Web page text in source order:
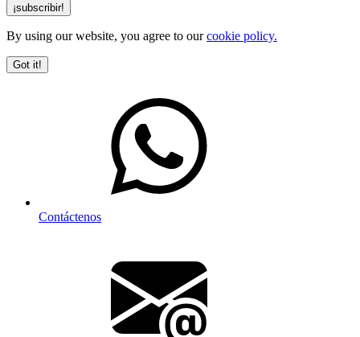
By using our website, you agree to ourcookie policy.
Got it!
Contáctenos